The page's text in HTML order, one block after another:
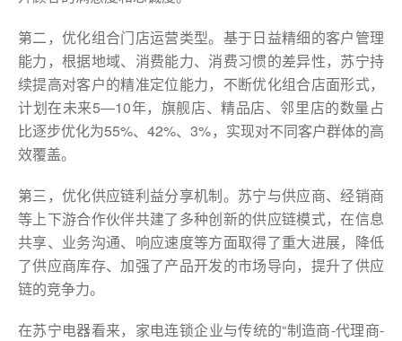
第二，优化组合门店运营类型。基于日益精细的客户管理
能力，根据地域、消费能力、消费习惯的差异性，苏宁持
续提高对客户的精准定位能力，不断优化组合店面形式，
计划在未来5—10年，旗舰店、精品店、邻里店的数量占
比逐步优化为55%、42%、3%，实现对不同客户群体的高
效覆盖。
第三，优化供应链利益分享机制。苏宁与供应商、经销商
等上下游合作伙伴共建了多种创新的供应链模式，在信息
共享、业务沟通、响应速度等方面取得了重大进展，降低
了供应商库存、加强了产品开发的市场导向，提升了供应
链的竞争力。
在苏宁电器看来，家电连锁企业与传统的“制造商-代理商-